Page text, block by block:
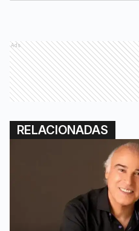
Ads
RELACIONADAS